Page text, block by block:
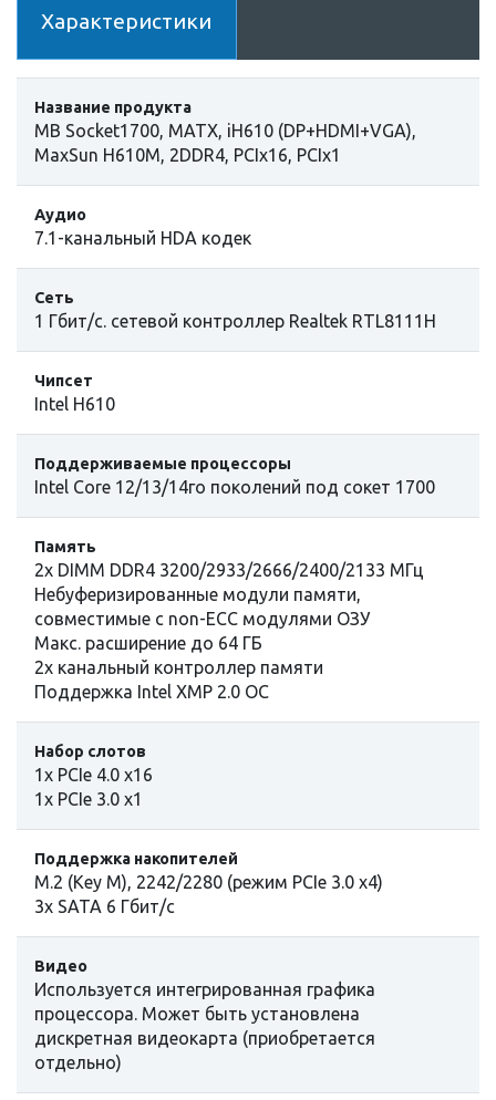
Характеристики
Название продукта
MB Socket1700, MATX, iH610 (DP+HDMI+VGA),
MaxSun H610M, 2DDR4, PCIx16, PCIx1
Аудио
7.1-канальный HDA кодек
Сеть
1 Гбит/с. сетевой контроллер Realtek RTL8111H
Чипсет
Intel H610
Поддерживаемые процессоры
Intel Core 12/13/14го поколений под сокет 1700
Память
2x DIMM DDR4 3200/2933/2666/2400/2133 МГц
Небуферизированные модули памяти,
совместимые с non-ЕСС модулями ОЗУ
Макс. расширение до 64 ГБ
2х канальный контроллер памяти
Поддержка Intel XMP 2.0 OC
Набор слотов
1x PCIe 4.0 x16
1x PCIe 3.0 x1
Поддержка накопителей
M.2 (Key M), 2242/2280 (режим PCIe 3.0 x4)
3x SATA 6 Гбит/с
Видео
Используется интегрированная графика
процессора. Может быть установлена
дискретная видеокарта (приoбретается
отдельно)